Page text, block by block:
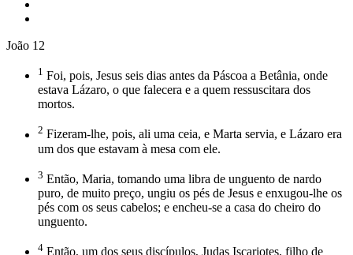
João 12
1 Foi, pois, Jesus seis dias antes da Páscoa a Betânia, onde
estava Lázaro, o que falecera e a quem ressuscitara dos
mortos.
2 Fizeram-lhe, pois, ali uma ceia, e Marta servia, e Lázaro era
um dos que estavam à mesa com ele.
3 Então, Maria, tomando uma libra de unguento de nardo
puro, de muito preço, ungiu os pés de Jesus e enxugou-lhe os
pés com os seus cabelos; e encheu-se a casa do cheiro do
unguento.
4 Então, um dos seus discípulos, Judas Iscariotes, filho de